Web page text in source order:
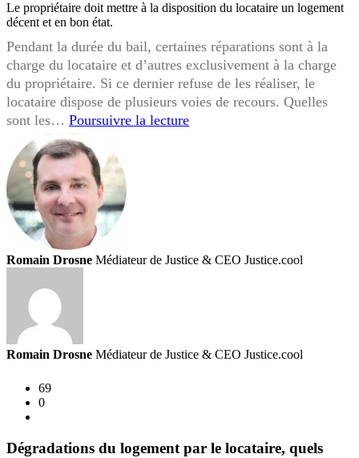
Le propriétaire doit mettre à la disposition du locataire un logement
décent et en bon état.
Pendant la durée du bail, certaines réparations sont à la
charge du locataire et d’autres exclusivement à la charge
du propriétaire. Si ce dernier refuse de les réaliser, le
locataire dispose de plusieurs voies de recours. Quelles
sont les… Poursuivre la lectureJe
quels
tant
Romain Drosne Médiateur de Justice & CEO Justice.cool
Romain Drosne Médiateur de Justice & CEO Justice.cool
69
0
Dégradations du logement par le locataire, quels